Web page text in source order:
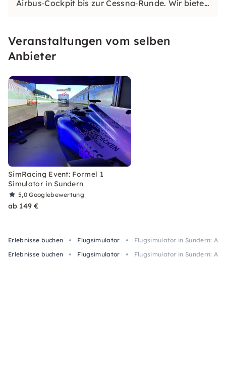
Airbus‑Cockpit bis zur Cessna‑Runde. Wir bieten
Flugangst – alles mit Leidenschaft und Profis
am Steuer.
Veranstaltungen vom selben
Anbieter
SimRacing Event: Formel 1
Simulator in Sundern
5,0Googlebewertung
ab 149 €
Erlebnisse buchen Flugsimulator
Flugsimulator in Sundern:
Erlebnisse buchen
Flugsimulator Flugsimulator in Sundern: